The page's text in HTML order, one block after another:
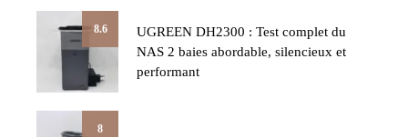
8.6
UGREEN DH2300 : Test complet du
NAS 2 baies abordable, silencieux et
performant
8